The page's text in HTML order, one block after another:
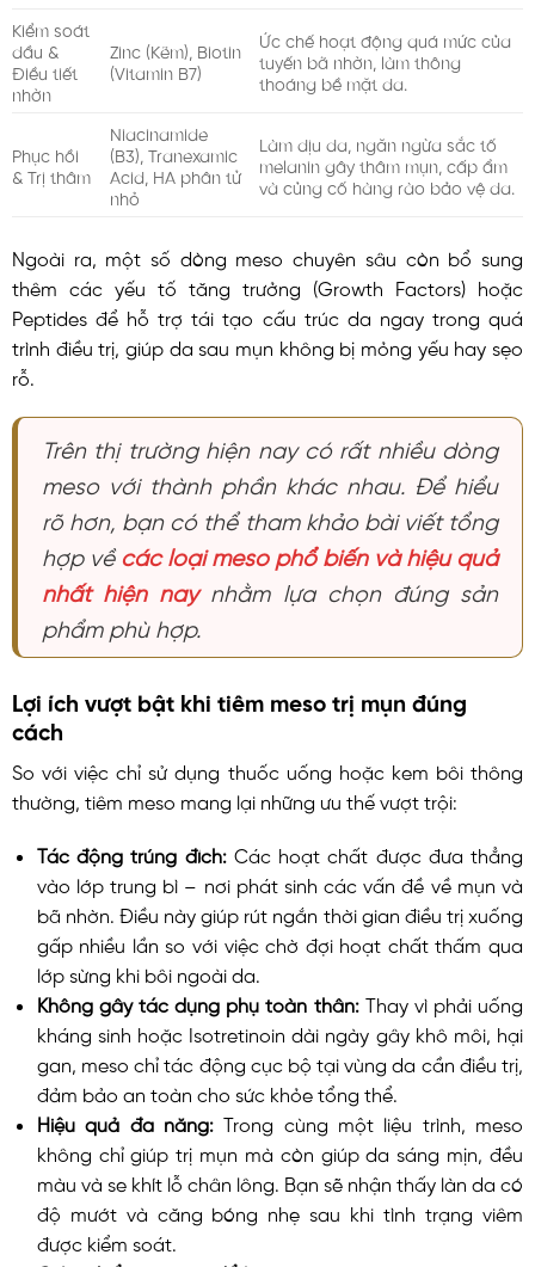
Kiểm soát
dầu &
Điều tiết
nhờn
Zinc (Kẽm), Biotin
(Vitamin B7)
Ức chế hoạt động quá mức của
tuyến bã nhờn, làm thông
thoáng bề mặt da.
Phục hồi
& Trị thâm
Niacinamide
(B3), Tranexamic
Acid, HA phân tử
nhỏ
Làm dịu da, ngăn ngừa sắc tố
melanin gây thâm mụn, cấp ẩm
và củng cố hàng rào bảo vệ da.
Ngoài ra, một số dòng meso chuyên sâu còn bổ sung
thêm các yếu tố tăng trưởng (Growth Factors) hoặc
Peptides để hỗ trợ tái tạo cấu trúc da ngay trong quá
trình điều trị, giúp da sau mụn không bị mỏng yếu hay sẹo
rỗ.
Trên thị trường hiện nay có rất nhiều dòng
meso với thành phần khác nhau. Để hiểu
rõ hơn, bạn có thể tham khảo bài viết tổng
hợp về các loại meso phổ biến và hiệu quả
nhất hiện naynhằm lựa chọn đúng sản
phẩm phù hợp.
Lợi ích vượt bật khi tiêm meso trị mụn đúng
cách
So với việc chỉ sử dụng thuốc uống hoặc kem bôi thông
thường, tiêm meso mang lại những ưu thế vượt trội:
Tác động trúng đích: Các hoạt chất được đưa thẳng
vào lớp trung bì – nơi phát sinh các vấn đề về mụn và
bã nhờn. Điều này giúp rút ngắn thời gian điều trị xuống
gấp nhiều lần so với việc chờ đợi hoạt chất thấm qua
lớp sừng khi bôi ngoài da.
Không gây tác dụng phụ toàn thân: Thay vì phải uống
kháng sinh hoặc Isotretinoin dài ngày gây khô môi, hại
gan, meso chỉ tác động cục bộ tại vùng da cần điều trị,
đảm bảo an toàn cho sức khỏe tổng thể.
Hiệu quả đa năng:Trong cùng một liệu trình, meso
không chỉ giúp trị mụn mà còn giúp da sáng mịn, đều
màu và se khít lỗ chân lông. Bạn sẽ nhận thấy làn da có
độ mướt và căng bóng nhẹ sau khi tình trạng viêm
được kiểm soát.